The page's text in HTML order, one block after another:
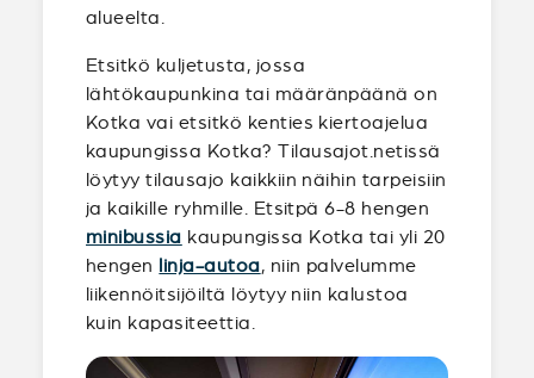
alueelta.
Etsitkö kuljetusta, jossa
lähtökaupunkina tai määränpäänä on
Kotka vai etsitkö kenties kiertoajelua
kaupungissa Kotka? Tilausajot.netissä
löytyy tilausajo kaikkiin näihin tarpeisiin
ja kaikille ryhmille. Etsitpä 6-8 hengen
minibussia kaupungissa Kotka tai yli 20
hengen linja-autoa, niin palvelumme
liikennöitsijöiltä löytyy niin kalustoa
kuin kapasiteettia.